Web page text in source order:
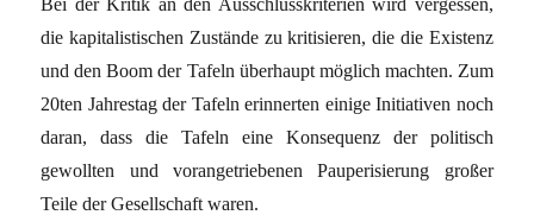
die kapitalistischen Zustände zu kritisieren, die die Existenz
und den Boom der Tafeln überhaupt möglich machten. Zum
20ten Jahrestag der Tafeln erinnerten einige Initiativen noch
daran, dass die Tafeln eine Konsequenz der politisch
gewollten und vorangetriebenen Pauperisierung großer
Teile der Gesellschaft waren.